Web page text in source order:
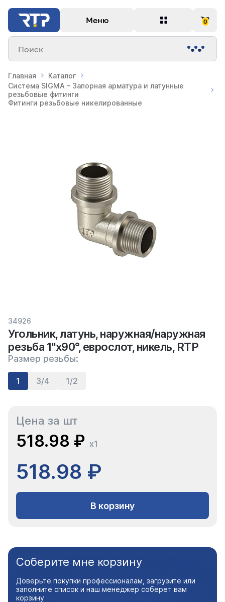
Меню 0
Поиск
Главная
Каталог
Система SIGMA - Запорная арматура и латунные
резьбовые фитинги
Фитинги резьбовые никелированные
34926
Угольник, латунь, наружная/наружная
резьба 1"х90°, еврослот, никель, RTP
Размер резьбы:
1 3/4 1/2
Цена за шт
518.98 ₽ x1
518.98 ₽
В корзину
Соберите мне корзину
Доверьте покупки профессионалам, загрузите или
заполните список и наш менеджер соберет вам
корзину